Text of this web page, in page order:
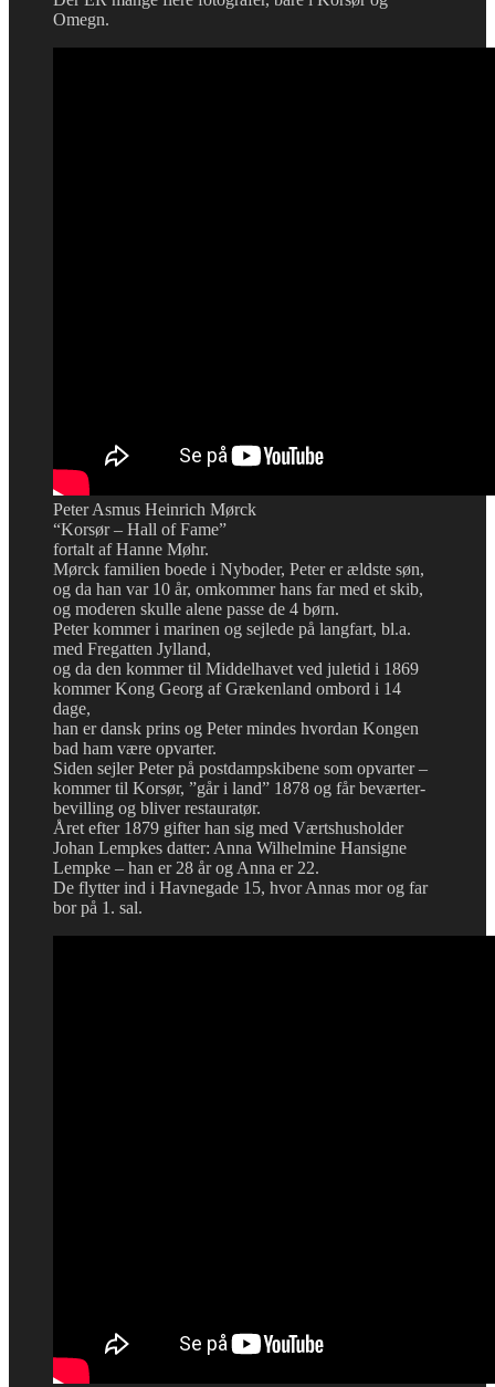
Omegn.
Peter Asmus Heinrich Mørck
“Korsør – Hall of Fame”
fortalt af Hanne Møhr.
Mørck familien boede i Nyboder, Peter er ældste søn,
og da han var 10 år, omkommer hans far med et skib,
og moderen skulle alene passe de 4 børn.
Peter kommer i marinen og sejlede på langfart, bl.a.
med Fregatten Jylland,
og da den kommer til Middelhavet ved juletid i 1869
kommer Kong Georg af Grækenland ombord i 14
dage,
han er dansk prins og Peter mindes hvordan Kongen
bad ham være opvarter.
Siden sejler Peter på postdampskibene som opvarter –
kommer til Korsør, ”går i land” 1878 og får beværter-
bevilling og bliver restauratør.
Året efter 1879 gifter han sig med Værtshusholder
Johan Lempkes datter: Anna Wilhelmine Hansigne
Lempke – han er 28 år og Anna er 22.
De flytter ind i Havnegade 15, hvor Annas mor og far
bor på 1. sal.